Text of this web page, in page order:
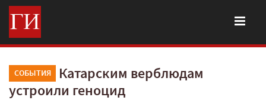
СОБЫТИЯ
Катарским верблюдам
устроили геноцид